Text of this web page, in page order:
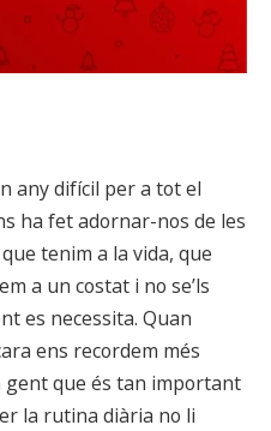
any difícil per a tot el
ha fet adornar-nos de les
tenim a la vida, que
a un costat i no se’ls
es necessita. Quan
ens recordem més
gent que és tan important
la rutina diària no li